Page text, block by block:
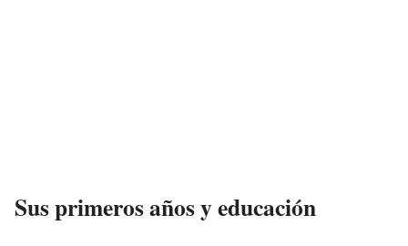
Sus primeros años y educación